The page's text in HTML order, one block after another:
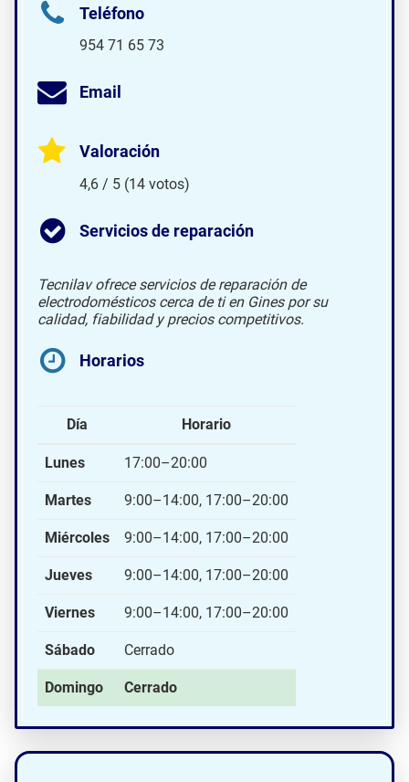
Teléfono
954 71 65 73
Email
Valoración
4,6 / 5 (14 votos)
Servicios de reparación
Tecnilav ofrece servicios de reparación de
electrodomésticos cerca de ti en Gines por su
calidad, fiabilidad y precios competitivos.
Horarios
Día Horario
Lunes 17:00–20:00
Martes 9:00–14:00, 17:00–20:00
Miércoles 9:00–14:00, 17:00–20:00
Jueves 9:00–14:00, 17:00–20:00
Viernes 9:00–14:00, 17:00–20:00
Sábado Cerrado
Domingo Cerrado